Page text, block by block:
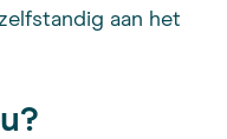
aan het